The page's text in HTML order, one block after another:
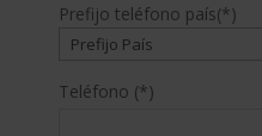
Prefijo teléfono país(*)
Teléfono (*)